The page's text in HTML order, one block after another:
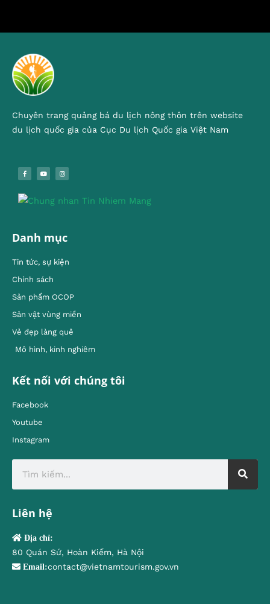
Chuyên trang quảng bá du lịch nông thôn trên website
du lịch quốc gia của Cục Du lịch Quốc gia Việt Nam
Danh mục
Tin tức, sự kiện
Chính sách
Sản phẩm OCOP
Sản vật vùng miền
Vẻ đẹp làng quê
Mô hình, kinh nghiêm
Kết nối với chúng tôi
Facebook
Youtube
Instagram
Liên hệ
Địa chỉ:
80 Quán Sứ, Hoàn Kiếm, Hà Nội
Email:contact@vietnamtourism.gov.vn